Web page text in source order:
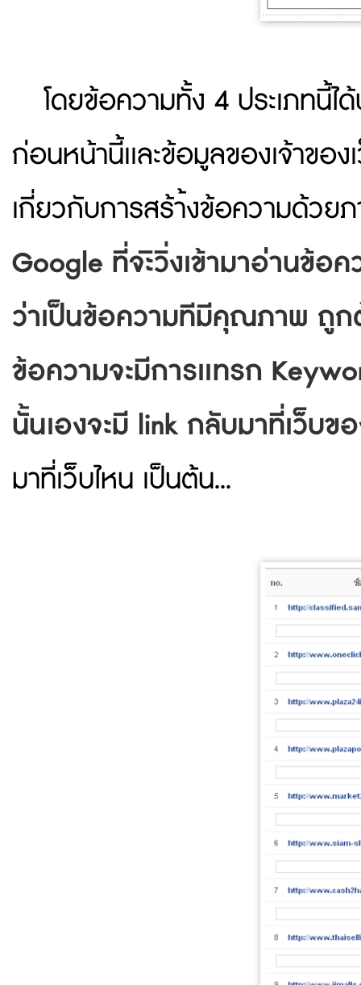
โดยข้อความทั้ง 4 ประเภทนี้
ก่อนหน้านี้เเละข้อมูลของเจ้าขอ
เกี่ยวกับการสร้า้งข้อความด้วยภ
Google ที่จะิวิ่งเข้ามาอ่านข้อค
ว่าเป็นข้อความทีมีคุณภาพ ถูก
ข้อความจะมีการเเทรก
นั้นเองจะมี link กลับมาที่เว็บขอ
มาที่เว็บไหน เป็นต้น...